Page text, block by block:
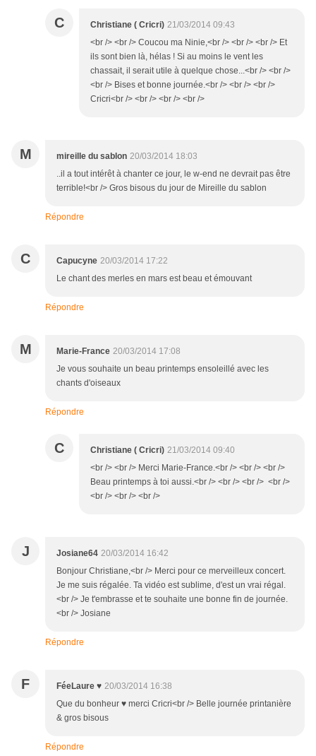
C Christiane ( Cricri) 21/03/2014 09:43
<br /> <br /> Coucou ma Ninie,<br /> <br /> <br /> Et
ils sont bien là, hélas ! Si au moins le vent les
chassait, il serait utile à quelque chose...<br /> <br />
<br /> Bises et bonne journée.<br /> <br /> <br />
Cricri<br /> <br /> <br /> <br />
M mireille du sablon 20/03/2014 18:03
..il a tout intérêt à chanter ce jour, le w-end ne devrait pas être
terrible!<br /> Gros bisous du jour de Mireille du sablon
Répondre
C Capucyne 20/03/2014 17:22
Le chant des merles en mars est beau et émouvant
Répondre
M Marie-France 20/03/2014 17:08
Je vous souhaite un beau printemps ensoleillé avec les
chants d'oiseaux
Répondre
C Christiane ( Cricri) 21/03/2014 09:40
<br /> <br /> Merci Marie-France.<br /> <br /> <br />
Beau printemps à toi aussi.<br /> <br /> <br /> <br />
<br /> <br /> <br />
J Josiane64 20/03/2014 16:42
Bonjour Christiane,<br /> Merci pour ce merveilleux concert.
Je me suis régalée. Ta vidéo est sublime, d'est un vrai régal.
<br /> Je t'embrasse et te souhaite une bonne fin de journée.
<br /> Josiane
Répondre
F FéeLaure ♥ 20/03/2014 16:38
Que du bonheur ♥ merci Cricri<br /> Belle journée printanière
& gros bisous
Répondre